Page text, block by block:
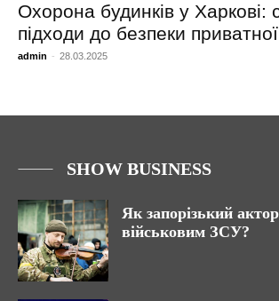
Охорона будинків у Харкові:
підходи до безпеки
admin - 28.03.2025
SHOW BUSINESS
Як запорізький
військовим ЗСУ?